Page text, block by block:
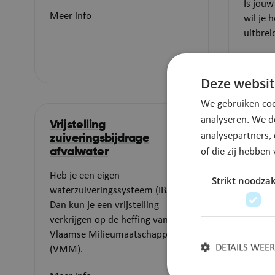
Meer info
​​Is
wil je
Vrijstelling
zuiveringsbijdrage
afvalwater
Heb je een eigen
waterzuiveringssysteem (IBA)?
Dan kun je een vrijstelling
verkrijgen op de heffing van de
Vlaamse Milieumaatschappij
(VMM).
Deze
We gebruiken
analyseren. We
of die zij hebben
Strikt
DETAILS